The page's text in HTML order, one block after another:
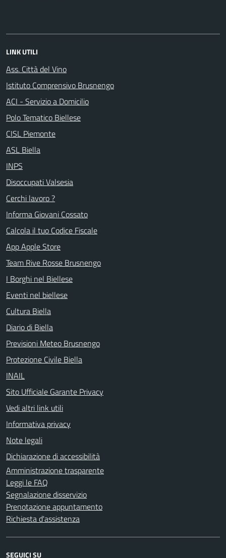
LINK UTILI
Ass. Città del Vino
Istituto Comprensivo Brusnengo
ACI - Servizio a Domicilio
Polo Tematico Biellese
CISL Piemonte
ASL Biella
INPS
Disoccupati Valsesia
Cerchi lavoro ?
Informa Giovani Cossato
Calcola il tuo Codice Fiscale
App Apple Store
Team Rive Rosse Brusnengo
I Borghi nel Biellese
Eventi nel biellese
Cultura Biella
Diario di Biella
Previsioni Meteo Brusnengo
Protezione Civile Biella
INAIL
Sito Ufficiale Garante Privacy
Vedi altri link utili
Informativa privacy
Note legali
Dichiarazione di accessibilità
Amministrazione trasparente
Leggi le FAQ
Segnalazione disservizio
Prenotazione appuntamento
Richiesta d'assistenza
SEGUICI SU